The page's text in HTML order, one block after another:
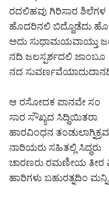
ರದಲಿಹವು ಗಿರಿಸಾರ ಶಿಲೆಗಳ
ಹೊದರಿನಲಿ ಬಿದ್ದೊಡೆದು
ಅದು ಸುಧಾಮಯವಾಯ್ತು
ನದಿ ಜಲಸ್ಪರ್ಶದಲಿ ಜಾಂಬೂ
ನದ
ಆ ರಸೋದಕ ಪಾನವೇ ಸಂ
ಸಾರ ಸೌಖ್ಯದ ಸಿದ್ಧಿಯಿತರಾ
ಹಾರವಿಂಧನ
ನಾರಿಯರು ಸಹಿತಲ್ಲಿ ಸಿದ್ಧರು
ಚಾರಣರು ರಮಣೀಯ ತೀರ
ಹಾರಿಗಳು ಬಹುರತ್ನದಿಂ